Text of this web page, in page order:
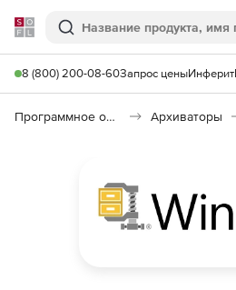
Softline
Поиск
8 (800) 200-08-60Запрос ценыИнферит
Программное обеспечение для работы с файлами и дисками Архиваторы